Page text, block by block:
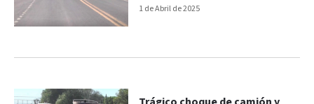
1 de Abril de 2025